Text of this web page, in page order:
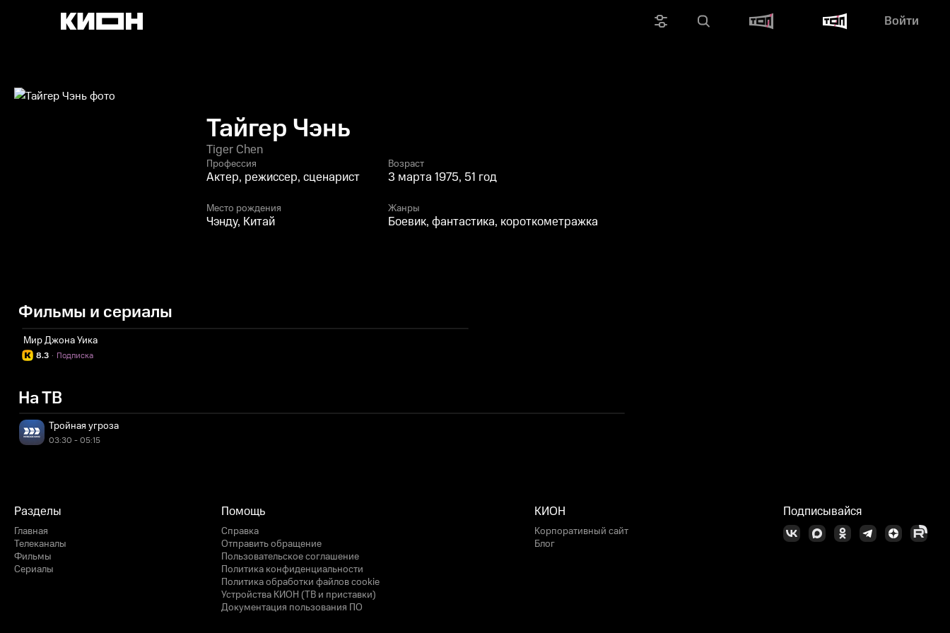
Войти
Тайгер Чэнь
Tiger Chen
Профессия
Актер, режиссер, сценарист
Возраст
3 марта 1975, 51 год
Место рождения
Чэнду, Китай
Жанры
Боевик, фантастика, короткометражка
Фильмы и сериалы
Мир Джона Уика
8.3 Подписка
·
На ТВ
Тройная угроза
03:30 - 05:15
Разделы
Главная
Телеканалы
Фильмы
Сериалы
Помощь
Справка
Отправить обращение
Пользовательское соглашение
Политика конфиденциальности
Политика обработки файлов cookie
Устройства КИОН (ТВ и приставки)
Документация пользования ПО
КИОН
Корпоративный сайт
Блог
Подписывайся